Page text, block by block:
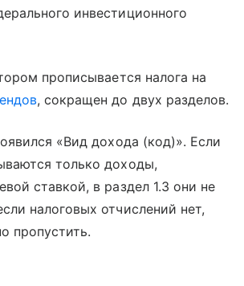
инвестиционного
прописывается налога на
, сокращен до двух разделов.
«Вид дохода (код)». Если
только доходы,
ставкой, в раздел 1.3 они не
налоговых отчислений нет,
пропустить.